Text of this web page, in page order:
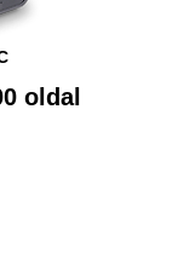
oldal